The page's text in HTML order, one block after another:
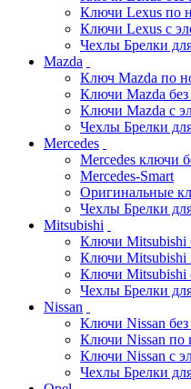
Ключи Lexus по
Ключи Lexus с
Чехлы Брелки
Mazda
Ключ Mazda по
Ключи Mazda без
Ключи Mazda с
Чехлы Брелки
Mercedes
Mercedes ключи
Mercedes-Smart
Оригинальные
Чехлы Брелки
Mitsubishi
Ключи Mitsubishi
Ключи Mitsubishi
Ключи Mitsubishi
Чехлы Брелки
Nissan
Ключи Nissan
Ключи Nissan по
Ключи Nissan с
Чехлы Брелки